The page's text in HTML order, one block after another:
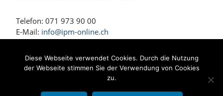
Telefon: 071 973 90 00
E-Mail: info@ipm-online.ch
Wohnen und Arbeiten am Rennweg
Bahnhofstrasse 4 + 4a
Diese Webseite verwendet Cookies. Durch die Nutzung
der Webseite stimmen Sie der Verwendung von Cookies
zu.